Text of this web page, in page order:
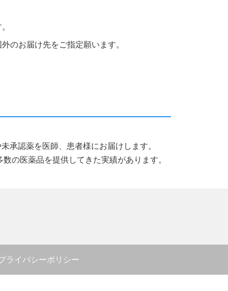
のお届け先をご指定願います。
承認薬を医師、患者様にお届けします。
の医薬品を提供してきた実績があります。
ライバシーポリシー